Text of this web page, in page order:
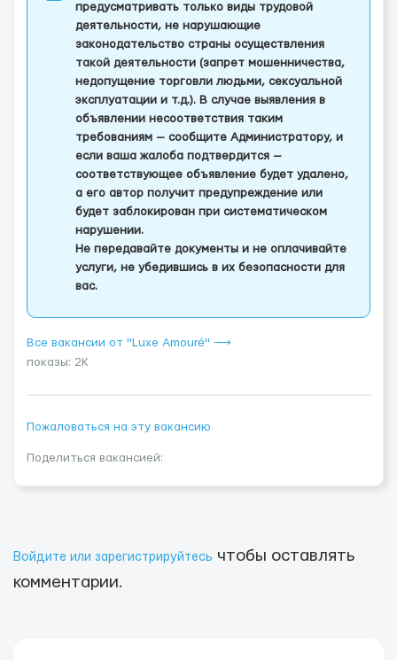
предусматривать только виды трудовой
деятельности, не нарушающие
законодательство страны осуществления
такой деятельности (запрет мошенничества,
недопущение торговли людьми, сексуальной
эксплуатации и т.д.). В случае выявления в
объявлении несоответствия таким
требованиям — сообщите Администратору, и
если ваша жалоба подтвердится —
соответствующее объявление будет удалено,
а его автор получит предупреждение или
будет заблокирован при систематическом
нарушении.
Не передавайте документы и не оплачивайте
услуги, не убедившись в их безопасности для
вас.
Все вакансии от "Luxe Amouré" ⟶
показы: 2K
Пожаловаться на эту вакансию
Поделиться вакансией:
Войдите или зарегистрируйтесь чтобы оставлять
комментарии.